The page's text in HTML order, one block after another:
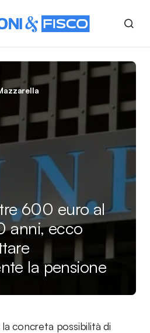
600 euro al
anni, ecco
la pensione
la concreta possibilità di